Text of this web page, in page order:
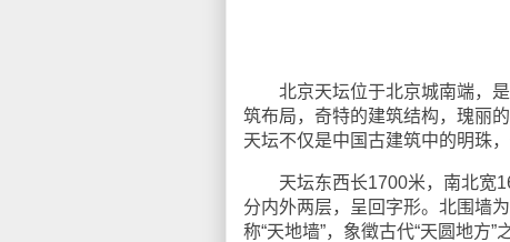
北京天坛位于北京城南端，是
筑布局，奇特的建筑结构，瑰丽
天坛不仅是中国古建筑中的明珠
天坛东西长1700米，南北宽
分内外两层，呈回字形。北围墙
称“天地墙”，象徵古代“天圆地